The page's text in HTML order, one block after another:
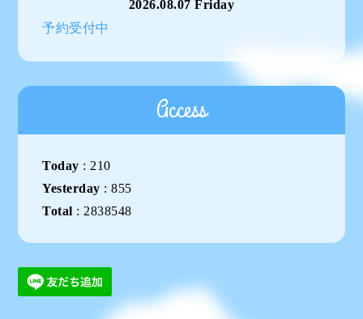
2026.08.07 Friday
予約受付中
Access
Today : 210
Yesterday :855
Total : 2838548